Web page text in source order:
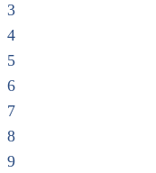
3
4
5
6
7
8
9